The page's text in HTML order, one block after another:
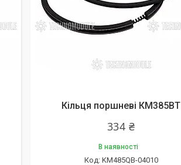
Кільця поршневі КМ385ВТ
334 ₴
В наявності
KM485QB-04010